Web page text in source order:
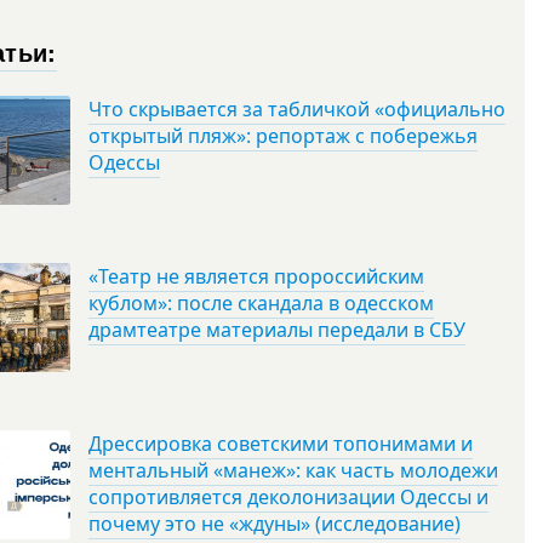
Что скрывается за табличкой «официально
открытый пляж»: репортаж с побережья
Одессы
«Театр не является пророссийским
кублом»: после скандала в одесском
драмтеатре материалы передали в СБУ
Дрессировка советскими топонимами и
ментальный «манеж»: как часть молодежи
сопротивляется деколонизации Одессы и
почему это не «ждуны» (исследование)